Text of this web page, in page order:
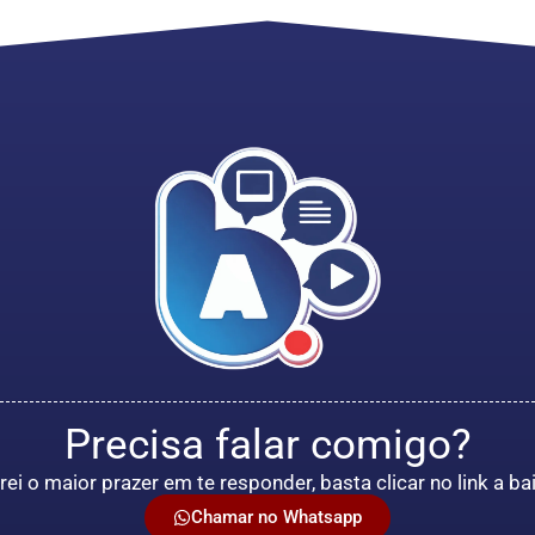
Precisa falar comigo?
o maior prazer em te responder, basta clicar no link a
Chamar no Whatsapp